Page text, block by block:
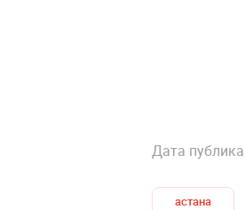
Дата
астана